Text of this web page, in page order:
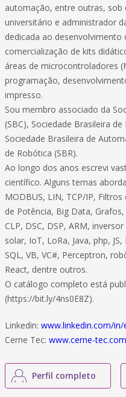
automação, entre outras, sob
universitário e administrador
dedicada ao
comercialização de kits
áreas de microcontroladores
programação,
impresso.
Sou membro associado da
(SBC), Sociedade Brasileira
Sociedade Brasileira de
de Robótica (SBR).
Ao longo dos anos escrevi
científico. Alguns temas
MODBUS, LIN, TCP/IP,
de Potência, Big Data, Grafos,
CLP, DSC, DSP, ARM,
solar, IoT, LoRa, Java, php,
SQL, VB, VC#, Perceptron,
React, dentre outros.
O catálogo completo está
(https://bit.ly/4ns0E8Z).
Linkedin: www.linkedin.com/
Cerne Tec: www.cerne-
Perfil completo